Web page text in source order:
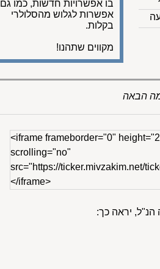
בו אפשרויות חדשות, כמו גם
אפשרות לגלוש מהסלולרי
בקלות.
מקווים שתהנו!
הבאה
<iframe frameborder="0"
scrolling="no"
src="https://ticker.mivzakim.net/
</iframe>
הנ"ל, יראה כך: